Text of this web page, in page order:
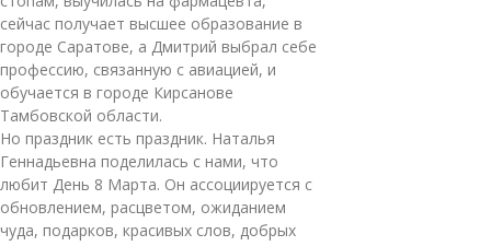
сейчас получает высшее образование в
городе Саратове, а Дмитрий выбрал себе
профессию, связанную с авиацией, и
обучается в городе Кирсанове
Тамбовской области.
Но праздник есть праздник. Наталья
Геннадьевна поделилась с нами, что
любит День 8 Марта. Он ассоциируется с
обновлением, расцветом, ожиданием
чуда, подарков, красивых слов, добрых